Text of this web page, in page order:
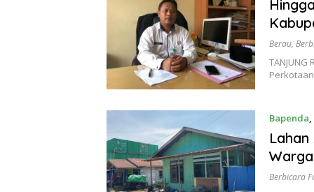
Berau,
Bapenda,
Warga
Berbicara